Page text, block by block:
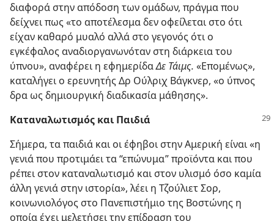
διαφορά στην απόδοση των ομάδων, πράγμα που
δείχνει πως «το αποτέλεσμα δεν οφείλεται στο ότι
είχαν καθαρό μυαλό αλλά στο γεγονός ότι ο
εγκέφαλος αναδιοργανωνόταν στη διάρκεια του
ύπνου», αναφέρει η εφημερίδαΔε Τάιμς. «Επομένως»,
καταλήγει ο ερευνητής Δρ Ούλριχ Βάγκνερ, «ο ύπνος
δρα ως δημιουργική διαδικασία μάθησης».
Καταναλωτισμός και Παιδιά
Σήμερα, τα παιδιά και οι έφηβοι στην Αμερική είναι «η
γενιά που προτιμάει τα “επώνυμα” προϊόντα και που
ρέπει στον καταναλωτισμό και στον υλισμό όσο καμία
άλλη γενιά στην ιστορία», λέει η Τζούλιετ Σορ,
κοινωνιολόγος στο Πανεπιστήμιο της Βοστώνης η
οποία έχει μελετήσει την επίδραση του